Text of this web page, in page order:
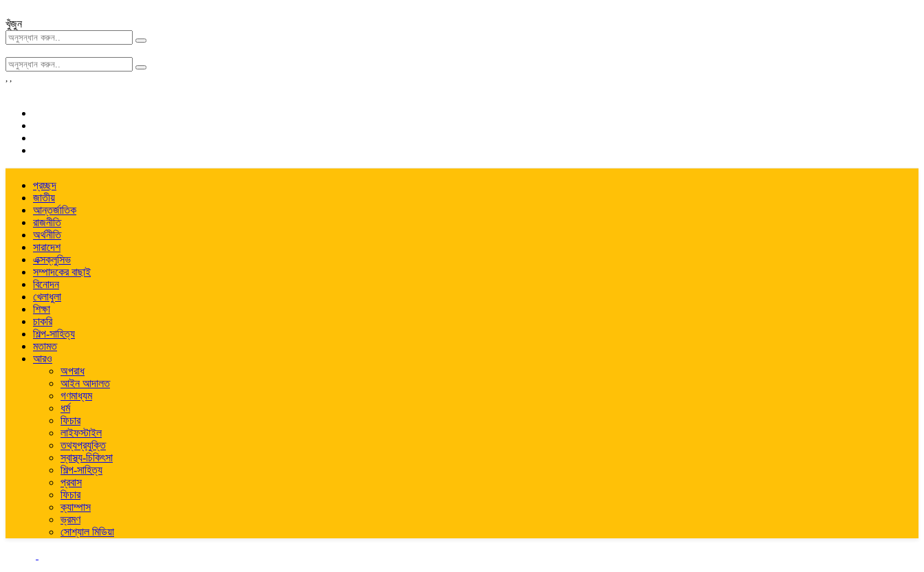
খুঁজুন
, ,
প্রচ্ছদ
জাতীয়
আন্তর্জাতিক
রাজনীতি
অর্থনীতি
সারাদেশ
এক্সক্লুসিভ
সম্পাদকের বাছাই
বিনোদন
খেলাধুলা
শিক্ষা
চাকরি
শিল্প-সাহিত্য
মতামত
আরও
অপরাধ
আইন আদালত
গণমাধ্যম
ধর্ম
ফিচার
লাইফস্টাইল
তথ্যপ্রযুক্তি
স্বাস্থ্য-চিকিৎসা
শিল্প-সাহিত্য
প্রবাস
ফিচার
ক্যাম্পাস
ভ্রমণ
সোশ্যাল মিডিয়া